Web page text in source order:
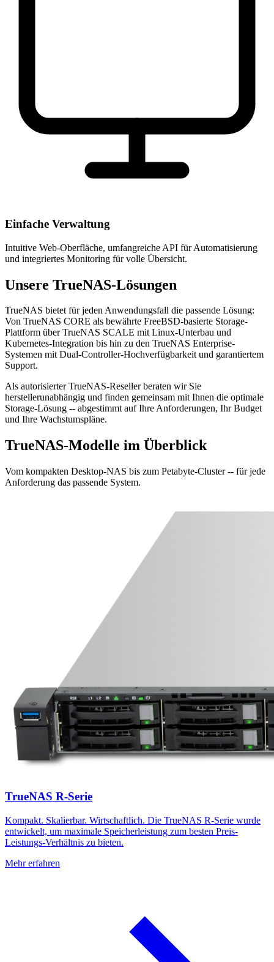
Einfache Verwaltung
Intuitive Web-Oberfläche, umfangreiche API für Automatisierung
und integriertes Monitoring für volle Übersicht.
Unsere TrueNAS-Lösungen
TrueNAS bietet für jeden Anwendungsfall die passende Lösung:
Von TrueNAS CORE als bewährte FreeBSD-basierte Storage-
Plattform über TrueNAS SCALE mit Linux-Unterbau und
Kubernetes-Integration bis hin zu den TrueNAS Enterprise-
Systemen mit Dual-Controller-Hochverfügbarkeit und garantiertem
Support.
Als autorisierter TrueNAS-Reseller beraten wir Sie
herstellerunabhängig und finden gemeinsam mit Ihnen die optimale
Storage-Lösung -- abgestimmt auf Ihre Anforderungen, Ihr Budget
und Ihre Wachstumspläne.
TrueNAS-Modelle im Überblick
Vom kompakten Desktop-NAS bis zum Petabyte-Cluster -- für jede
Anforderung das passende System.
TrueNAS R-Serie
Kompakt. Skalierbar. Wirtschaftlich. Die TrueNAS R-Serie wurde
entwickelt, um maximale Speicherleistung zum besten Preis-
Leistungs-Verhältnis zu bieten.
Mehr erfahren